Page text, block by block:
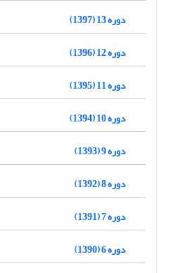
دوره 13 (1397)
دوره 12 (1396)
دوره 11 (1395)
دوره 10 (1394)
دوره 9 (1393)
دوره 8 (1392)
دوره 7 (1391)
دوره 6 (1390)